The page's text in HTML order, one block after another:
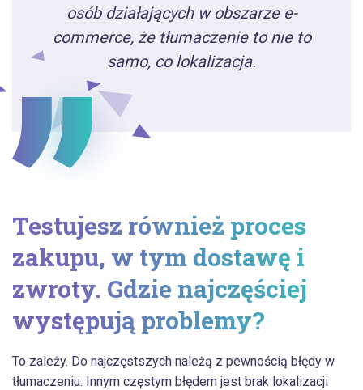
osób działających w obszarze e-
commerce, że tłumaczenie to nie to
samo, co lokalizacja.
Testujesz również proces
zakupu, w tym dostawę i
zwroty. Gdzie najczęściej
występują problemy?
To zależy. Do najczęstszych należą z pewnością błędy w
tłumaczeniu. Innym częstym błędem jest brak lokalizacji